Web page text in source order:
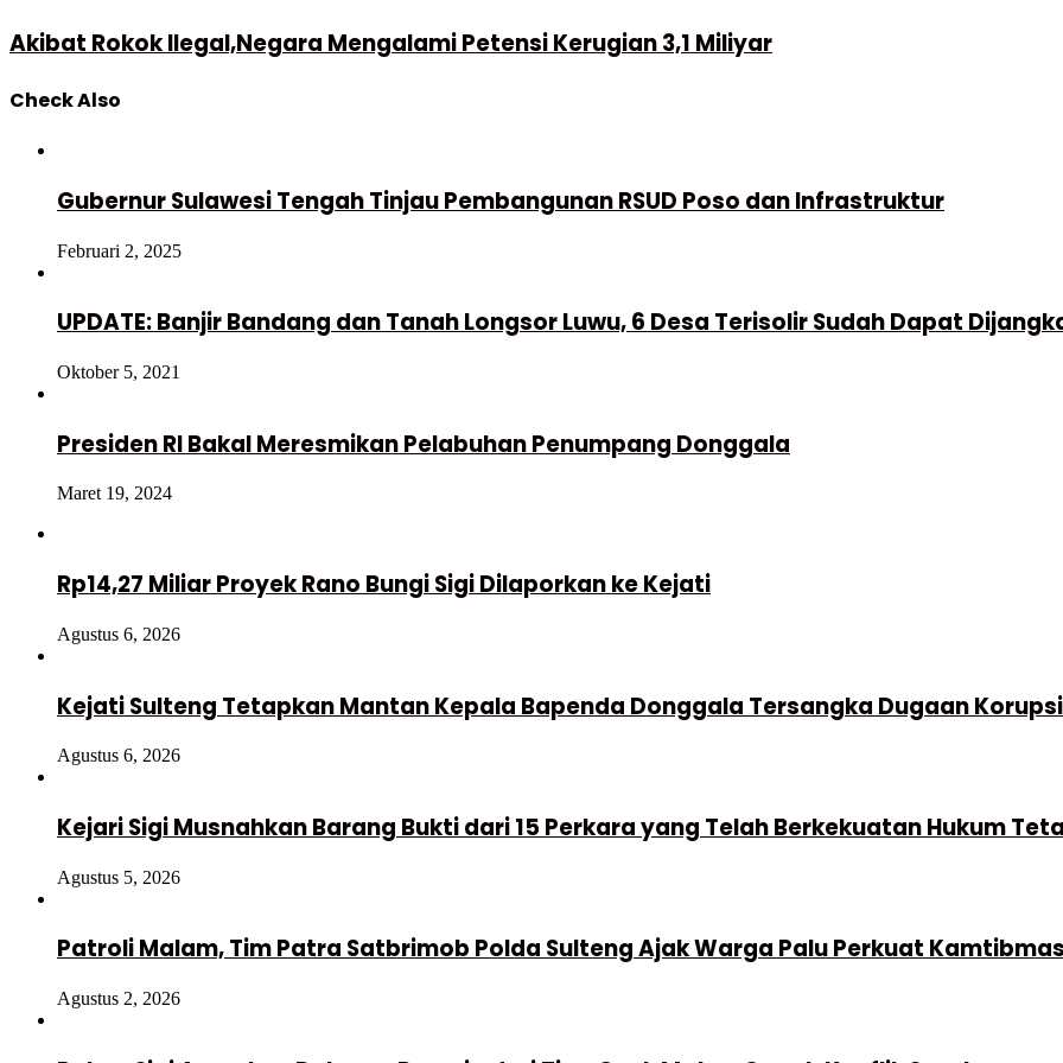
Akibat Rokok Ilegal,Negara Mengalami Petensi Kerugian 3,1 Miliyar
Check Also
Close
Gubernur Sulawesi Tengah Tinjau Pembangunan RSUD Poso dan Infrastruktur
Februari 2, 2025
UPDATE: Banjir Bandang dan Tanah Longsor Luwu, 6 Desa Terisolir Sudah Dapat
Oktober 5, 2021
Presiden RI Bakal Meresmikan Pelabuhan Penumpang Donggala
Maret 19, 2024
Rp14,27 Miliar Proyek Rano Bungi Sigi Dilaporkan ke Kejati
Agustus 6, 2026
Kejati Sulteng Tetapkan Mantan Kepala Bapenda Donggala Tersangka Dugaan
Agustus 6, 2026
Kejari Sigi Musnahkan Barang Bukti dari 15 Perkara yang Telah Berkekuatan Hukum
Agustus 5, 2026
Patroli Malam, Tim Patra Satbrimob Polda Sulteng Ajak Warga Palu Perkuat
Agustus 2, 2026